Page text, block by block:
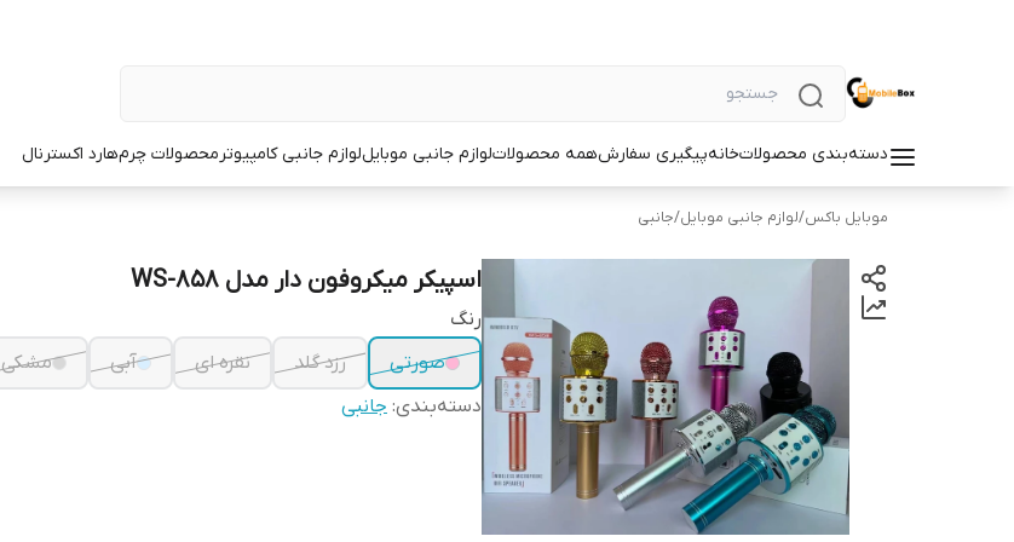
دسته‌بندی محصولاتخانهپیگیری سفارشهمه محصولاتلوازم جانبی موبایللوازم جانبی کامپیوترمحصولات چرمهارد اکسترنال
موبایل باکس/لوازم جانبی موبایل/جانبی
اسپیکر میکروفون دار مدل WS-858
رنگ
صورتی
رزد گلد نقره ای آبی مشکی
دسته‌بندی: جانبی